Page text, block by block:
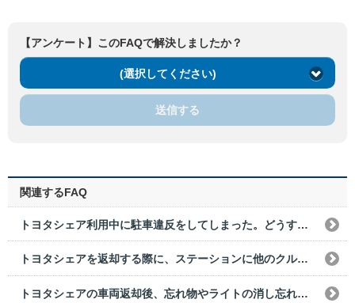
【アンケート】このFAQで解決しましたか？
(選択してください)
送信する
関連するFAQ
トヨタシェア利用中に駐車違反をしてしまった。どうすればいいですか？
トヨタシェアを返却する際に、ステーションに他のクルマが停まっていた。どうすればいいですか？
トヨタシェアの車両返却後、忘れ物やライトの消し忘れに気づきました。どうすればいいですか？